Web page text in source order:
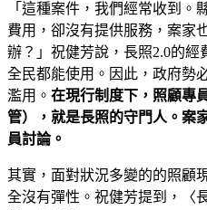
「這種案件，我們經常收到。
費用，卻沒有提供服務，案家
辦？」祝健芳說，長照2.0的經
全民都能使用。因此，政府勢
濫用。 在現行制度下，照顧專
管），就是長照的守門人。案
員討論。
其實，面對狀況多變的的照顧
全沒有彈性。祝健芳提到，〈